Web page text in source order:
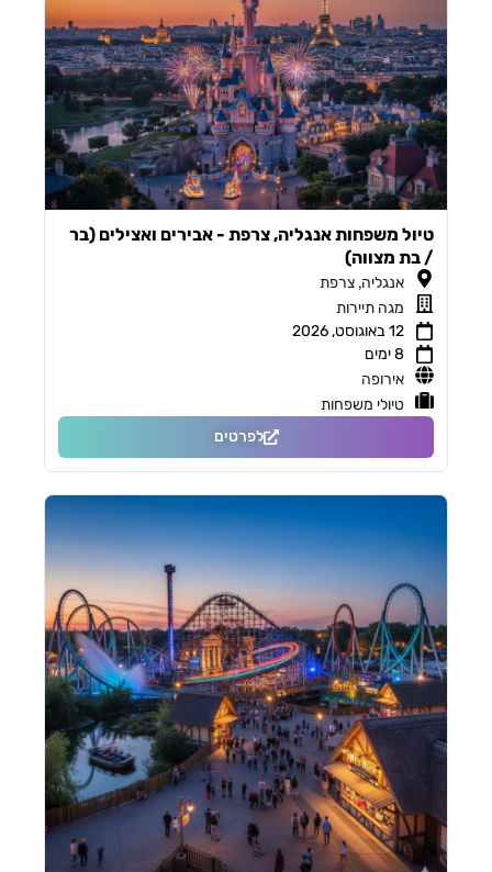
טיול משפחות אנגליה, צרפת - אבירים ואצילים (בר
/ בת מצווה)
אנגליה, צרפת
מגה תיירות
12 באוגוסט, 2026
8 ימים
אירופה
טיולי משפחות
לפרטים